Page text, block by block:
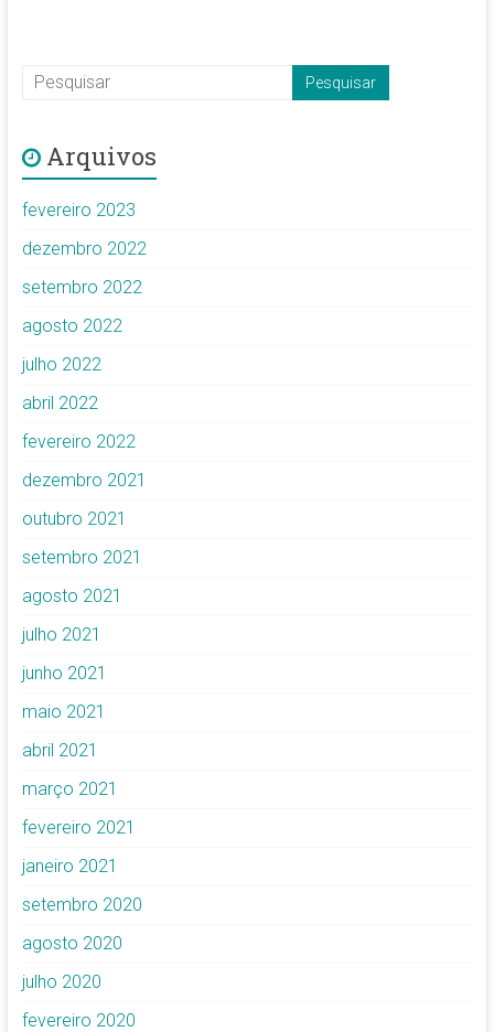
Arquivos
fevereiro 2023
dezembro 2022
setembro 2022
agosto 2022
julho 2022
abril 2022
fevereiro 2022
dezembro 2021
outubro 2021
setembro 2021
agosto 2021
julho 2021
junho 2021
maio 2021
abril 2021
março 2021
fevereiro 2021
janeiro 2021
setembro 2020
agosto 2020
julho 2020
fevereiro 2020